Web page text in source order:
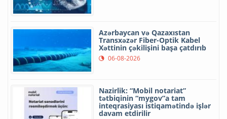
Azərbaycan və Qazaxıstan
Transxəzər Fiber-Optik Kabel
Xəttinin çəkilişini başa çatdırıb
06-08-2026
Nazirlik: “Mobil notariat”
tətbiqinin “mygov”a tam
inteqrasiyası istiqamətində işlər
davam etdirilir